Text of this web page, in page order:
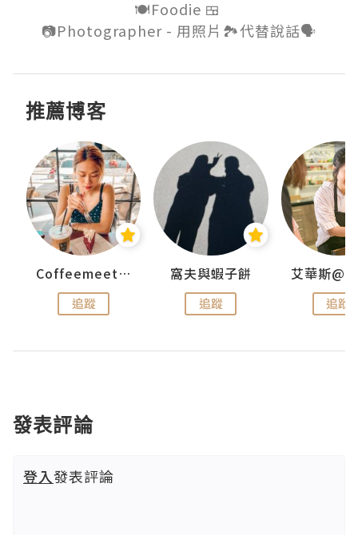
🍽Foodie 🍱
推薦博客
Coffeemeetjojo
追蹤
窩夫與蝦子餅
追蹤 追蹤
發表評論
登入發表評論